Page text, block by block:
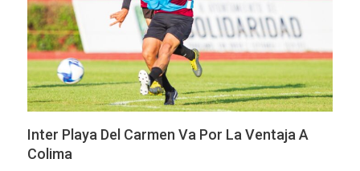
Inter Playa Del Carmen Va Por La Ventaja A
Colima